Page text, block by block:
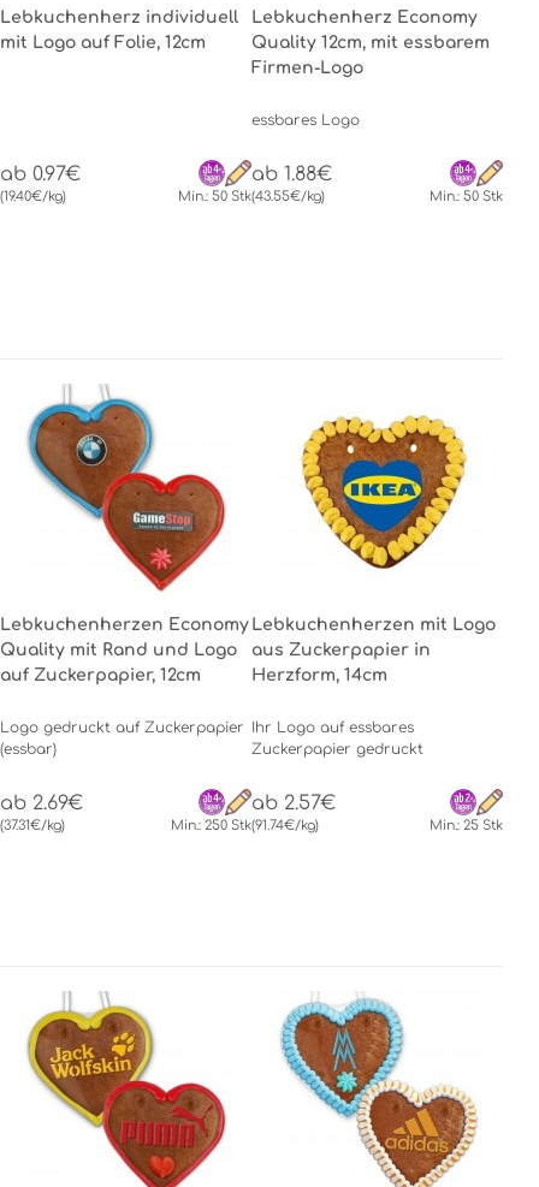
Lebkuchenherz individuell
mit Logo auf Folie, 12cm
ab 0.97€
(19.40€/kg) Min.: 50 Stk
Lebkuchenherz Economy
Quality 12cm, mit essbarem
Firmen-Logo
essbares Logo
ab 1.88€
(43.55€/kg) Min.: 50 Stk
Lebkuchenherzen Economy
Quality mit Rand und Logo
auf Zuckerpapier, 12cm
Logo gedruckt auf Zuckerpapier
(essbar)
ab 2.69€
(37.31€/kg) Min.: 250 Stk
Lebkuchenherzen mit Logo
aus Zuckerpapier in
Herzform, 14cm
Ihr Logo auf essbares
Zuckerpapier gedruckt
ab 2.57€
(91.74€/kg) Min.: 25 Stk